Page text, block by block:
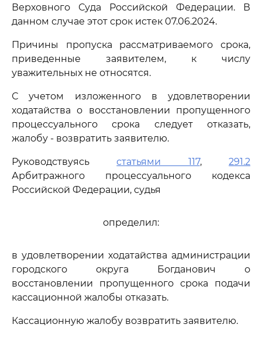
Верховного Суда Российской Федерации. В
данном случае этот срок истек 07.06.2024.
Причины пропуска рассматриваемого срока,
приведенные заявителем, к числу
уважительных не относятся.
С учетом изложенного в удовлетворении
ходатайства о восстановлении пропущенного
процессуального срока следует отказать,
жалобу - возвратить заявителю.
Руководствуясьстатьями 117,291.2
Арбитражного процессуального кодекса
Российской Федерации, судья
определил:
в удовлетворении ходатайства администрации
городского округа Богданович о
восстановлении пропущенного срока подачи
кассационной жалобы отказать.
Кассационную жалобу возвратить заявителю.